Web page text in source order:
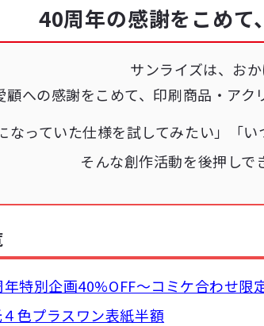
40周年の感謝をこめて
サンライズは、お
顧への感謝をこめて、印刷商品・アク
なっていた仕様を試してみたい」「
そんな創作活動を後押し
特別企画40%OFF〜コミケ合わせ
色プラスワン表紙半額